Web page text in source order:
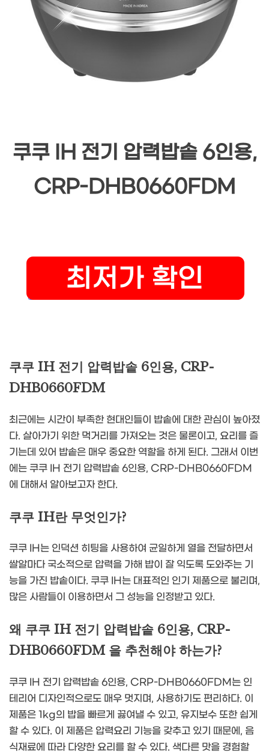
쿠쿠 IH 전기 압력밥솥 6인용,
CRP-DHB0660FDM
쿠쿠 IH 전기 압력밥솥 6인용, CRP-
DHB0660FDM
최근에는 시간이 부족한 현대인들이 밥솥에 대한 관심이 높아졌
다. 살아가기 위한 먹거리를 가져오는 것은 물론이고, 요리를 즐
기는데 있어 밥솥은 매우 중요한 역할을 하게 된다. 그래서 이번
에는 쿠쿠 IH 전기 압력밥솥 6인용, CRP-DHB0660FDM
에 대해서 알아보고자 한다.
쿠쿠 IH란 무엇인가?
쿠쿠 IH는 인덕션 히팅을 사용하여 균일하게 열을 전달하면서
쌀알마다 국소적으로 압력을 가해 밥이 잘 익도록 도와주는 기
능을 가진 밥솥이다. 쿠쿠 IH는 대표적인 인기 제품으로 불리며,
많은 사람들이 이용하면서 그 성능을 인정받고 있다.
왜 쿠쿠 IH 전기 압력밥솥 6인용, CRP-
DHB0660FDM 을 추천해야 하는가?
쿠쿠 IH 전기 압력밥솥 6인용, CRP-DHB0660FDM는 인
테리어 디자인적으로도 매우 멋지며, 사용하기도 편리하다. 이
제품은 1kg의 밥을 빠르게 끓여낼 수 있고, 유지보수 또한 쉽게
할 수 있다. 이 제품은 압력요리 기능을 갖추고 있기 때문에, 음
식재료에 따라 다양한 요리를 할 수 있다. 색다른 맛을 경험할